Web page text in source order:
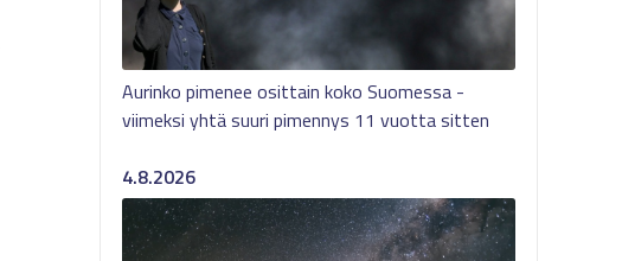
Aurinko pimenee osittain koko Suomessa -
viimeksi yhtä suuri pimennys 11 vuotta sitten
4.8.2026